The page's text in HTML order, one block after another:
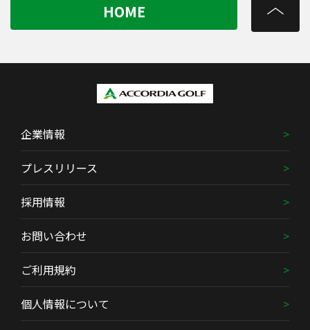
HOME
企業情報
プレスリリース
採用情報
お問い合わせ
ご利用規約
個人情報について